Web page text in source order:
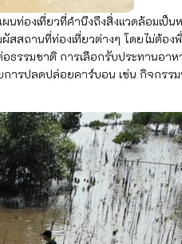
งเที่ยวที่คำนึงถึงสิ่งแวดล้อมเป็นห
สสถานที่ท่องเที่ยวต่างๆ โดยไม่ต้อง
รรมชาติ การเลือกรับประทานอาห
การปลดปล่อยคาร์บอน เช่น กิจกรร